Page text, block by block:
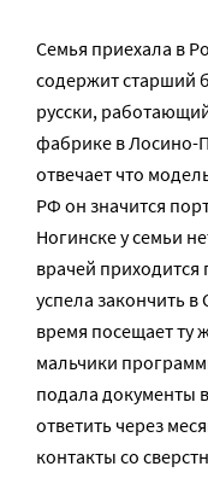
Семья приехала в
содержит старший
русски,
фабрике в Лосино-
отвечает что
РФ он значится
Ногинске у семьи
врачей
успела закончить
время посещает ту
мальчики
подала документы
ответить через
контакты со